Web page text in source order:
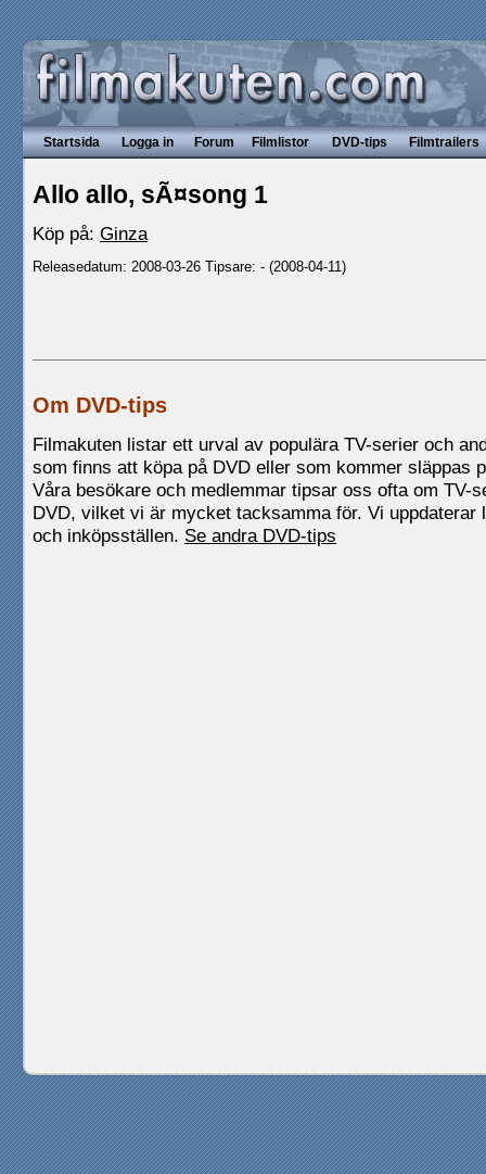
Startsida Logga in Forum Filmlistor DVD-tips Filmtrailers
Allo allo, sÃ¤song 1
Köp på: Ginza
Releasedatum: 2008-03-26 Tipsare: - (2008-04-11)
Om DVD-tips
Filmakuten listar ett urval av populära TV-serier och
som finns att köpa på DVD eller som kommer släppas
Våra besökare och medlemmar tipsar oss ofta om TV-
DVD, vilket vi är mycket tacksamma för. Vi uppdaterar
och inköpsställen. Se andra DVD-tips